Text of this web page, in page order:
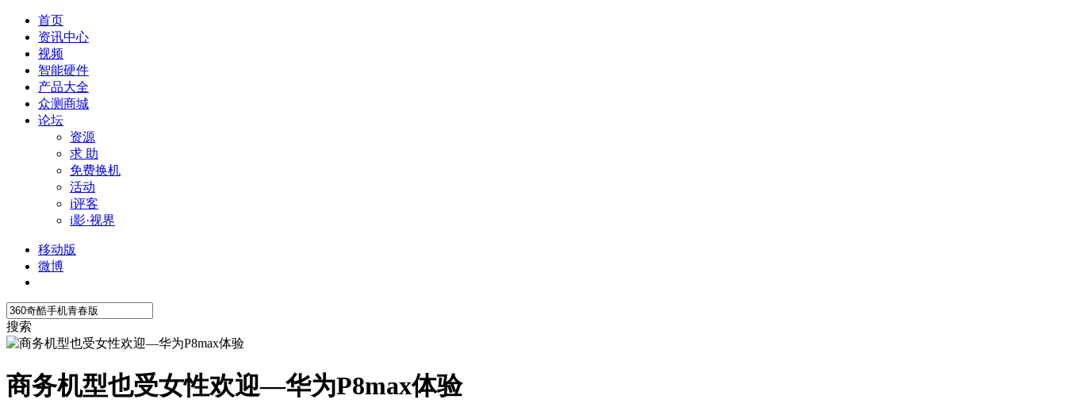
首页
资讯中心
视频
智能硬件
产品大全
众测商城
论坛
资源
求 助
免费换机
活动
i评客
i影·视界
移动版
微博
搜索
商务机型也受女性欢迎—华为P8max体验